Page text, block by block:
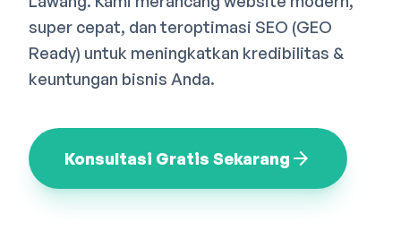
Bahasa Indonesia English 中文
super cepat, dan teroptimasi SEO (GEO
Ready) untuk meningkatkan kredibilitas &
keuntungan bisnis Anda.
Konsultasi Gratis Sekarang arrow_forward